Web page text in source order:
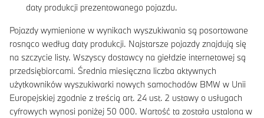
daty produkcji prezentowanego pojazdu.
Pojazdy wymienione w wynikach wyszukiwania są posortowane
rosnąco według daty produkcji. Najstarsze pojazdy znajdują się
na szczycie listy. Wszyscy dostawcy na giełdzie internetowej są
przedsiębiorcami. Średnia miesięczna liczba aktywnych
użytkowników wyszukiwarki nowych samochodów BMW w Unii
Europejskiej zgodnie z treścią art. 24 ust. 2 ustawy o usługach
cyfrowych wynosi poniżej 50 000. Wartość ta została ustalona w